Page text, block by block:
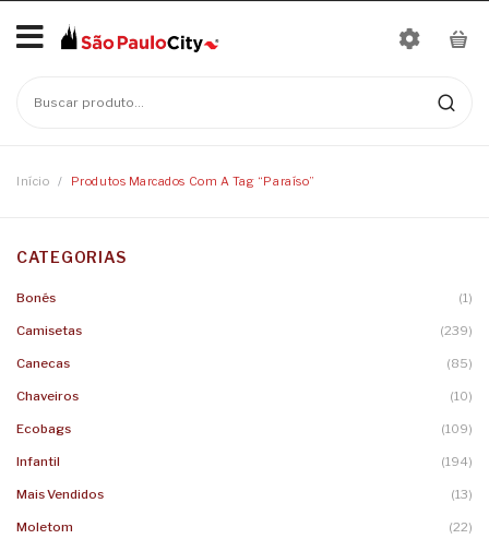
Bonés
Baby Look
Moletons
Camisetas Infantis
Chaveiros
Ecobags
Início / Produtos Marcados Com A Tag “paraíso”
CATEGORIAS
Bonés (1)
Camisetas (239)
Canecas (85)
Chaveiros (10)
Ecobags (109)
Infantil (194)
Mais Vendidos (13)
Moletom (22)